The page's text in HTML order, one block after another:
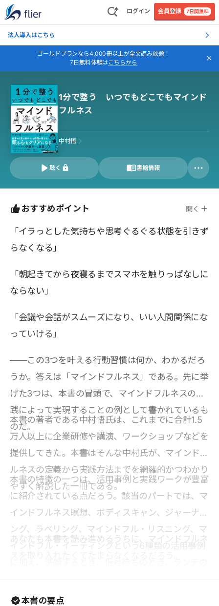
ログイン 会員登録 7日間無料
法人導入はこちら
ゴールドプランなら4,000冊以上が全文読み放題！
7日無料体験はこちらから
1分で整う いつでもどこでもマインド
フルネス
中村悟
聴く 書籍情報
おすすめポイント 開く
「イラっとした気持ちや思考ぐるぐる状態を引きず
らなくなる」
「朝起きてから夜寝るまでスマホを触りっぱなしに
ならない」
「会議や会話がスムーズになり、いい人間関係にな
っていける」
――この3つを叶える行動習慣は何か、わかるだろ
うか。答えは「マインドフルネス」である。先に挙
げた3つは、本書の冒頭で、マインドフルネスの実
践によって実現することの例として書かれているも
のだ。
本書の著者である中村悟氏は、これまでに合計1.5
万人以上に企業研修や講演、ワークショップなどを
提供してきた。本書はそんな中村氏が、マインドフ
ルネスの定義から実践方法までを網羅的かつわかり
やすく解説した一冊である。
本書の特徴の一つは、活用事例と実践ワークが豊富
に紹介されている点だろう。該当のパートでは、マ
インドフルネス瞑想、ボディスキャン、ジャーナリ
ング、ラベリング、マインドフル・リスニング、マ
インドフル・イーティングという6種類の活用事例
ときなど、1日のうち、ちょっとしたタイミングで
実践できる10のワークが提案される。さらには「自
あなたも本書を読み進めるうちに、マインドフルネ
本書の要点